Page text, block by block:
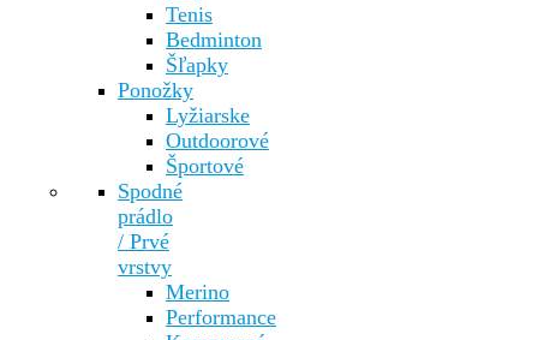
Tenis
Bedminton
Šľapky
Ponožky
Lyžiarske
Outdoorové
Športové
Spodné
prádlo
/ Prvé
vrstvy
Merino
Performance